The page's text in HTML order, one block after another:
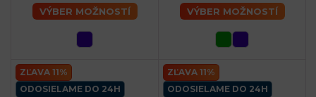
VÝBER MOŽNOSTÍ VÝBER MOŽNOSTÍ
ZĽAVA 11%
ODOSIELAME DO 24H
ZĽAVA 11%
ODOSIELAME DO 24H